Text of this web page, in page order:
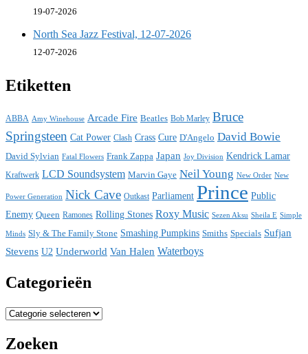
19-07-2026
North Sea Jazz Festival, 12-07-2026
12-07-2026
Etiketten
ABBA Amy Winehouse Arcade Fire Beatles Bob Marley Bruce
Springsteen Cat Power Clash Crass Cure D'Angelo David Bowie
David Sylvian Fatal Flowers Frank Zappa Japan Joy Division Kendrick Lamar
Kraftwerk LCD Soundsystem Marvin Gaye Neil Young New Order New
Power Generation Nick Cave Outkast Parliament Prince Public
Enemy Queen Ramones Rolling Stones Roxy Music Sezen Aksu Sheila E Simple
Minds Sly & The Family Stone Smashing Pumpkins Smiths Specials Sufjan
Stevens U2 Underworld Van Halen Waterboys
Categorieën
Categorieën
Zoeken